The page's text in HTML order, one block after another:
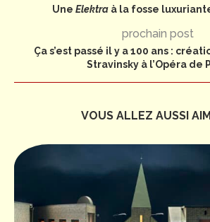
Une Elektra à la fosse
prochain post
Ça s’est passé il y a 100 ans :
Stravinsky à l’Opéra de
VOUS ALLEZ AUSSI